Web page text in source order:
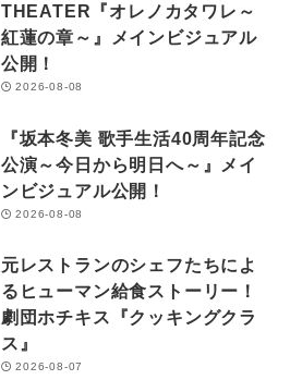
THEATER『オレノカタワレ～
紅蓮の章～』メインビジュアル
公開！
2026-08-08
『坂本冬美 歌手生活40周年記念
公演～今日から明日へ～』メイ
ンビジュアル公開！
2026-08-08
元レストランのシェフたちによ
るヒューマン給食ストーリー！
劇団ホチキス『クッキングクラ
ス』
2026-08-07